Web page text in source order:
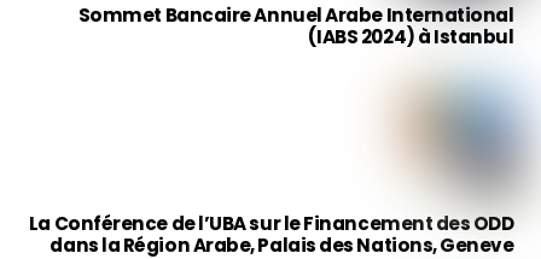
Sommet Bancaire Annuel Arabe International
(IABS 2024) à Istanbul
La Conférence de l’UBA sur le Financement des ODD
dans la Région Arabe, Palais des Nations, Geneve